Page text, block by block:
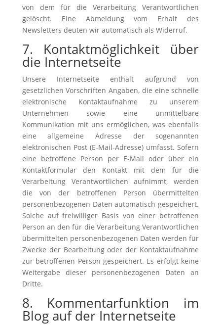
von dem für die Verarbeitung Verantwortlichen
gelöscht. Eine Abmeldung vom Erhalt des
Newsletters deuten wir automatisch als Widerruf.
7. Kontaktmöglichkeit über
die Internetseite
Unsere Internetseite enthält aufgrund von
gesetzlichen Vorschriften Angaben, die eine schnelle
elektronische Kontaktaufnahme zu unserem
Unternehmen sowie eine unmittelbare
Kommunikation mit uns ermöglichen, was ebenfalls
eine allgemeine Adresse der sogenannten
elektronischen Post (E-Mail-Adresse) umfasst. Sofern
eine betroffene Person per E-Mail oder über ein
Kontaktformular den Kontakt mit dem für die
Verarbeitung Verantwortlichen aufnimmt, werden
die von der betroffenen Person übermittelten
personenbezogenen Daten automatisch gespeichert.
Solche auf freiwilliger Basis von einer betroffenen
Person an den für die Verarbeitung Verantwortlichen
übermittelten personenbezogenen Daten werden für
Zwecke der Bearbeitung oder der Kontaktaufnahme
zur betroffenen Person gespeichert. Es erfolgt keine
Weitergabe dieser personenbezogenen Daten an
Dritte.
8. Kommentarfunktion im
Blog auf der Internetseite